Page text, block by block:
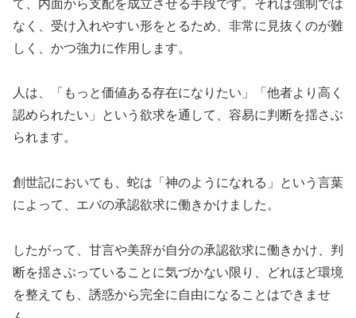
て、内面から支配を成立させる手段です。それは強制では
なく、受け入れやすい形をとるため、非常に見抜くのが難
しく、かつ強力に作用します。
人は、「もっと価値ある存在になりたい」「他者より高く
認められたい」という欲求を通して、容易に判断を揺さぶ
られます。
創世記においても、蛇は「神のようになれる」という言葉
によって、エバの承認欲求に働きかけました。
したがって、甘言や美辞が自分の承認欲求に働きかけ、判
断を揺さぶっていることに気づかない限り、どれほど環境
を整えても、誘惑から完全に自由になることはできませ